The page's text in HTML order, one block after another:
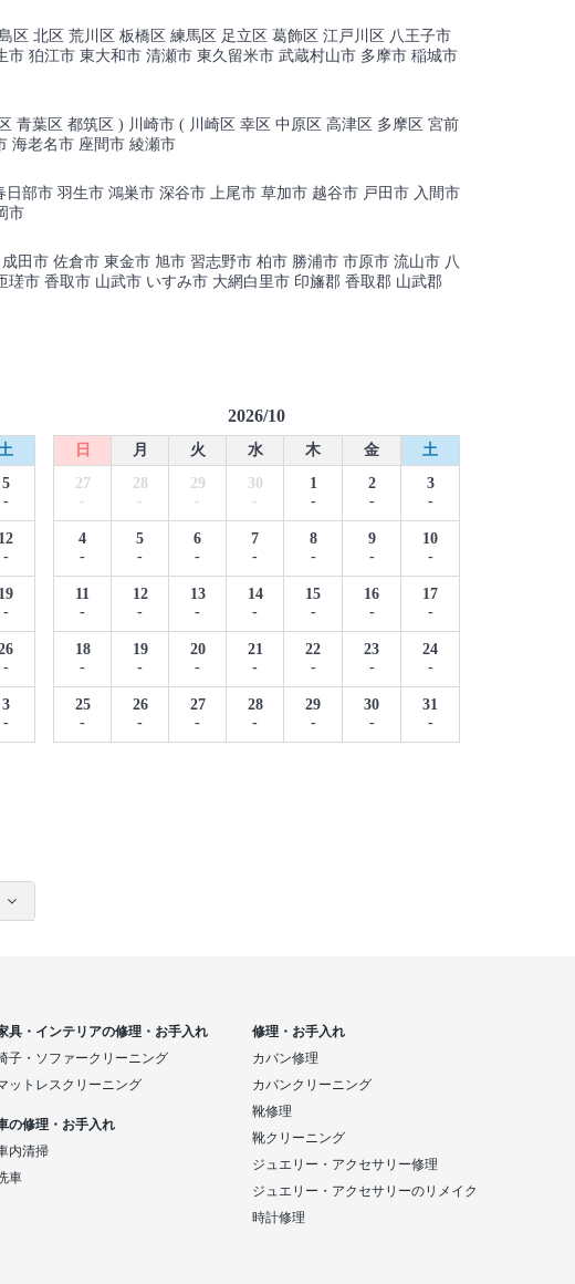
区 北区 荒川区 板橋区 練馬区 足立区 葛飾区 江戸川区 八王子市
狛江市 東大和市 清瀬市 東久留米市 武蔵村山市 多摩市 稲城市
青葉区 都筑区 ) 川崎市 ( 川崎区 幸区 中原区 高津区 多摩区 宮前
海老名市 座間市 綾瀬市
部市 羽生市 鴻巣市 深谷市 上尾市 草加市 越谷市 戸田市 入間市
市
田市 佐倉市 東金市 旭市 習志野市 柏市 勝浦市 市原市 流山市 八
市 香取市 山武市 いすみ市 大網白里市 印旛郡 香取郡 山武郡
5
-
12
-
19
-
-
3
-
2026/10
日 月 火 水 木 金
土
27
-
28
-
29
-
30
-
1
-
2
-
3
-
4
-
5
-
6
-
7
-
8
-
9
-
10
-
11
-
12
-
13
-
14
-
15
-
16
-
17
-
18
-
19
-
20
-
21
-
22
-
23
-
24
-
25
-
26
-
27
-
28
-
29
-
30
-
31
-
具・インテリアの修理・お手入れ
子・ソファークリーニング
ットレスクリーニング
の修理・お手入れ
内清掃
車
修理・お手入れ
カバン修理
カバンクリーニング
靴修理
靴クリーニング
ジュエリー・アクセサリー修理
ジュエリー・アクセサリーのリメイク
時計修理